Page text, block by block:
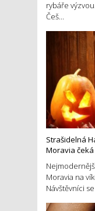
rybáře
Češ...
Strašidelná
Moravia
Moravia na
Návštěvníci se